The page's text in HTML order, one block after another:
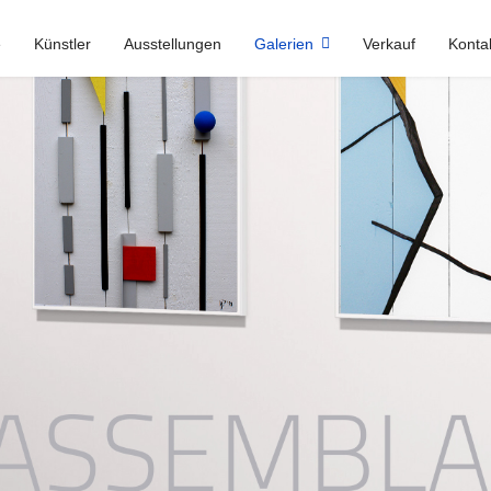
Künstler Ausstellungen Galerien Verkauf